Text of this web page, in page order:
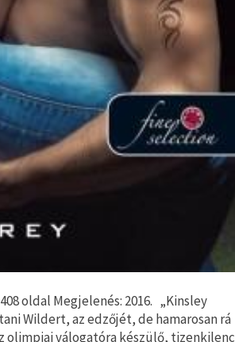
408 oldal Megjelenés: 2016. „Kinsley
Wildert, az edzőjét, de hamarosan rá
olimpiai válogatóra készülő, tizenkilenc